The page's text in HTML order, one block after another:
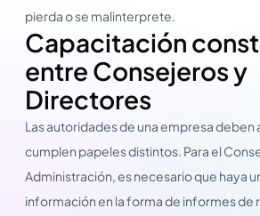
pierda o se malinterprete.
Capacitación
entre Consejeros y
Directores
Las autoridades de una empresa deben
cumplen papeles distintos. Para el
Administración, es necesario que haya
información en la forma de informes de